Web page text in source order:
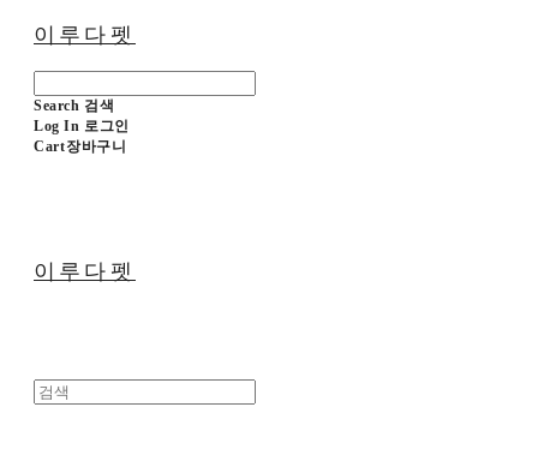
이루다펫
Search 검색
Log In 로그인
Cart장바구니
이루다펫